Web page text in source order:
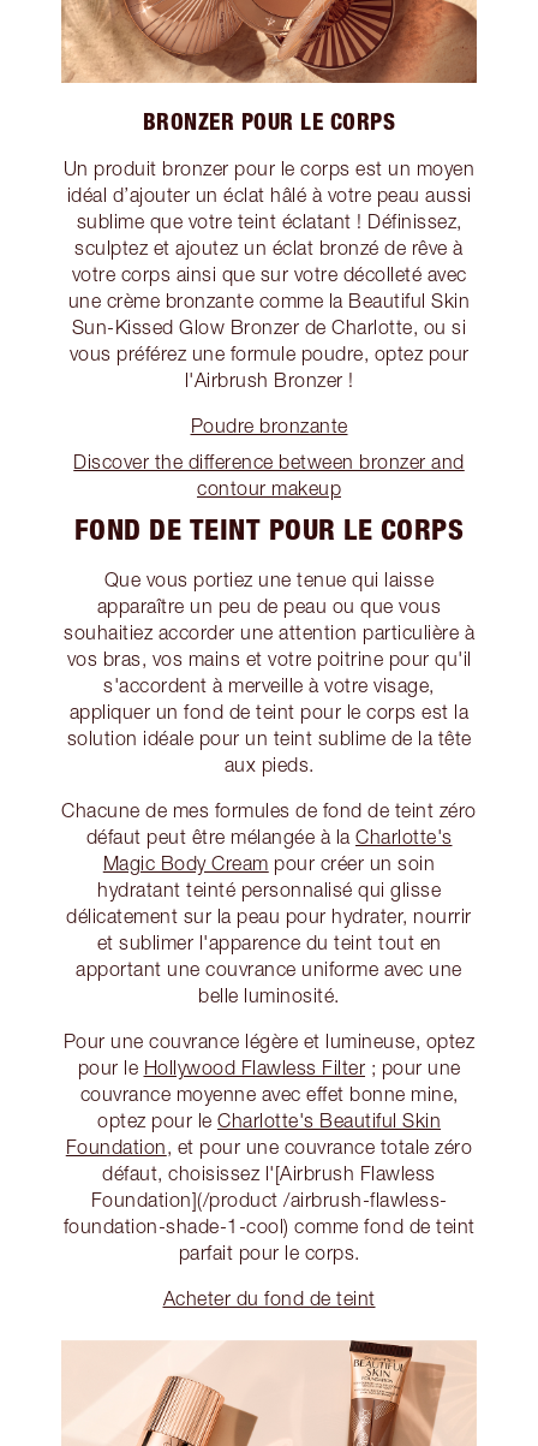
BRONZER POUR LE CORPS
Un produit bronzer pour le corps est un moyen
idéal d’ajouter un éclat hâlé à votre peau aussi
sublime que votre teint éclatant ! Définissez,
sculptez et ajoutez un éclat bronzé de rêve à
votre corps ainsi que sur votre décolleté avec
une crème bronzante comme la Beautiful Skin
Sun-Kissed Glow Bronzer de Charlotte, ou si
vous préférez une formule poudre, optez pour
l'Airbrush Bronzer !
Poudre bronzante
Discover the difference between bronzer and
contour makeup
FOND DE TEINT POUR LE CORPS
Que vous portiez une tenue qui laisse
apparaître un peu de peau ou que vous
souhaitiez accorder une attention particulière à
vos bras, vos mains et votre poitrine pour qu'il
s'accordent à merveille à votre visage,
appliquer un fond de teint pour le corps est la
solution idéale pour un teint sublime de la tête
aux pieds.
Chacune de mes formules de fond de teint zéro
défaut peut être mélangée à la Charlotte's
Magic Body Cream pour créer un soin
hydratant teinté personnalisé qui glisse
délicatement sur la peau pour hydrater, nourrir
et sublimer l'apparence du teint tout en
apportant une couvrance uniforme avec une
belle luminosité.
Pour une couvrance légère et lumineuse, optez
pour le Hollywood Flawless Filter ; pour une
couvrance moyenne avec effet bonne mine,
optez pour le Charlotte's Beautiful Skin
Foundation, et pour une couvrance totale zéro
défaut, choisissez l'[Airbrush Flawless
Foundation](/product /airbrush-flawless-
foundation-shade-1-cool) comme fond de teint
parfait pour le corps.
Acheter du fond de teint